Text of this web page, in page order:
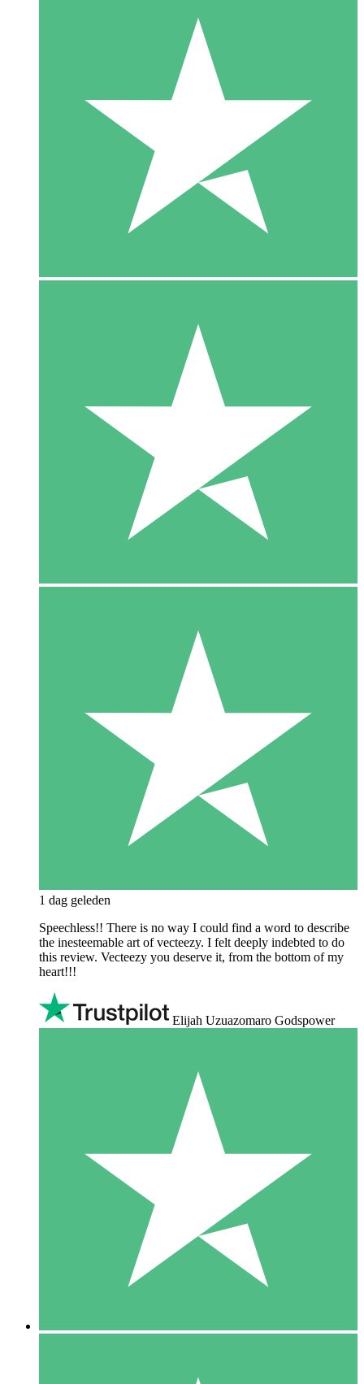
1 dag geleden
Speechless!! There is no way I could find a word to describe
the inesteemable art of vecteezy. I felt deeply indebted to do
this review. Vecteezy you deserve it, from the bottom of my
heart!!!
Elijah Uzuazomaro Godspower